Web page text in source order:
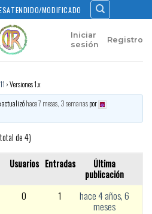
MODIFICADO
Iniciar
sesión
Registro
›Versiones 1.x
actualizóhace 7 meses, 3 semanaspor
de 4)
Usuarios Entradas
Última
publicación
0 1 hace 4 años, 6
meses